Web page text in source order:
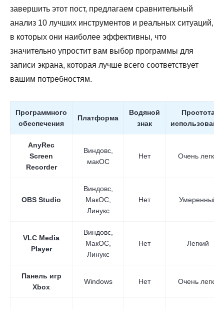
завершить этот пост, предлагаем сравнительный
анализ 10 лучших инструментов и реальных ситуаций,
в которых они наиболее эффективны, что
значительно упростит вам выбор программы для
записи экрана, которая лучше всего соответствует
вашим потребностям.
Программного
обеспечения
Платформа
Водяной
знак
Простота
AnyRec
Screen
Recorder
Виндовс,
макОС
Нет Очень легко
OBS Studio
Виндовс,
МакОС,
Линукс
Нет Умеренный
VLC Media
Player
Виндовс,
МакОС,
Линукс
Нет Легкий
Панель игр
Xbox
Windows Нет Очень легко